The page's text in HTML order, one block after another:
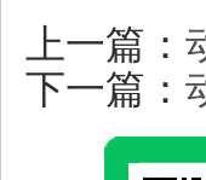
上一篇：
下一篇：